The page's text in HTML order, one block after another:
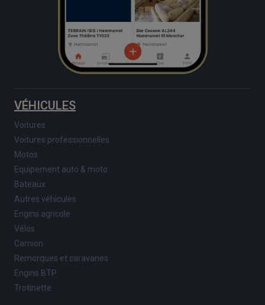
VÉHICULES
Voitures
Voitures professionnelles
Motos
Equipement auto & moto
Bateaux
Autres véhicules
Engins agricole
Vélos
Camion
Remorques et caravanes
Engins BTP
Trotinette